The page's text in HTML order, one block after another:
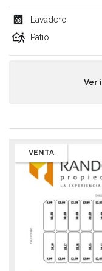
Lavadero
Patio
Ver
VENTA